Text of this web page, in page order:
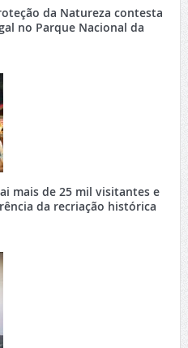
da Natureza contesta
no Parque Nacional da
mais de 25 mil visitantes e
da recriação histórica